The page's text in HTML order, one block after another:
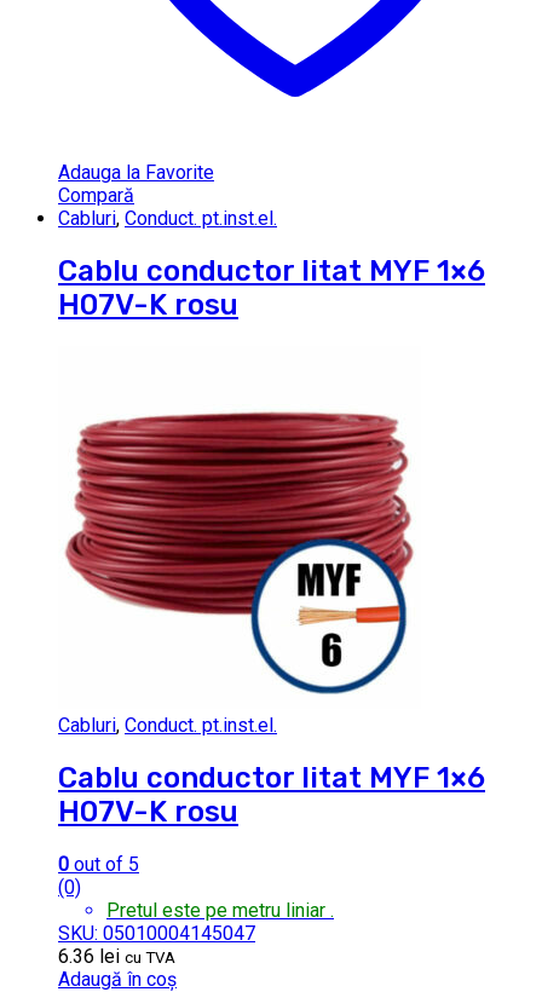
Adauga la Favorite
Compară
Cabluri, Conduct. pt.inst.el.
Cablu conductor litat MYF 1×6
H07V-K rosu
Cabluri, Conduct. pt.inst.el.
Cablu conductor litat MYF 1×6
H07V-K rosu
0 out of 5
(0)
Pretul este pe metru liniar .
SKU: 05010004145047
6.36 lei cu TVA
Adaugă în coș